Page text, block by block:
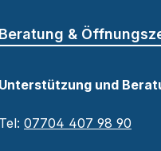
Beratung &
Unterstützung und
Tel: 07704 407 98 90